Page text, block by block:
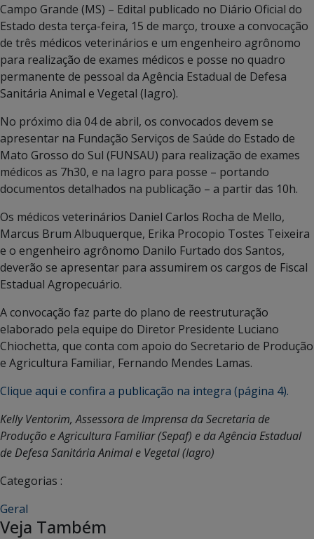
Campo Grande (MS) – Edital publicado no Diário Oficial do
Estado desta terça-feira, 15 de março, trouxe a convocação
de três médicos veterinários e um engenheiro agrônomo
para realização de exames médicos e posse no quadro
permanente de pessoal da Agência Estadual de Defesa
Sanitária Animal e Vegetal (Iagro).
No próximo dia 04 de abril, os convocados devem se
apresentar na Fundação Serviços de Saúde do Estado de
Mato Grosso do Sul (FUNSAU) para realização de exames
médicos as 7h30, e na Iagro para posse – portando
documentos detalhados na publicação – a partir das 10h.
Os médicos veterinários Daniel Carlos Rocha de Mello,
Marcus Brum Albuquerque, Erika Procopio Tostes Teixeira
e o engenheiro agrônomo Danilo Furtado dos Santos,
deverão se apresentar para assumirem os cargos de Fiscal
Estadual Agropecuário.
A convocação faz parte do plano de reestruturação
elaborado pela equipe do Diretor Presidente Luciano
Chiochetta, que conta com apoio do Secretario de Produção
e Agricultura Familiar, Fernando Mendes Lamas.
Clique aqui e confira a publicação na integra (página 4).
Kelly Ventorim, Assessora de Imprensa da Secretaria de
Produção e Agricultura Familiar (Sepaf) e da Agência Estadual
de Defesa Sanitária Animal e Vegetal (Iagro)
Categorias :
Geral
Veja Também